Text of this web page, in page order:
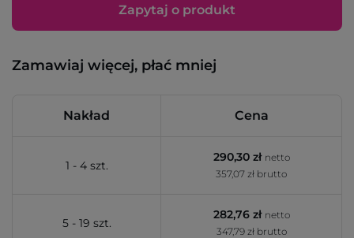
Zapytaj o produkt
Zamawiaj więcej, płać mniej
Nakład Cena
1 - 4 szt.
290,30 zł netto
357,07 zł brutto
5 - 19 szt.
282,76 zł netto
347,79 zł brutto